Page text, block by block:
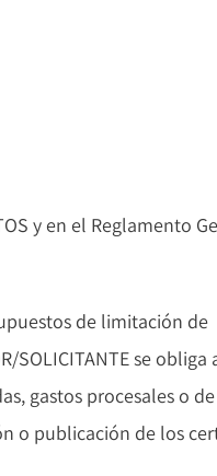
y en el Reglamento
de limitación de
SOLICITANTE se obliga
gastos procesales o de
o publicación de los